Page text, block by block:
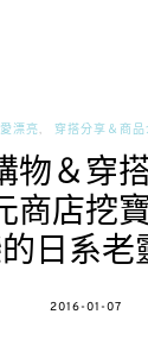
愛漂亮 穿搭分享＆商品
物＆穿
商店挖
日系老
POSTED
2016-01-07